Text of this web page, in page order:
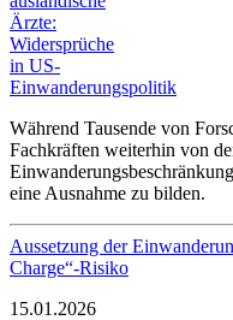
Während Tausende von
Fachkräften weiterhin von
eine Ausnahme zu bilden.
Aussetzung der
Charge“-Risiko
15.01.2026